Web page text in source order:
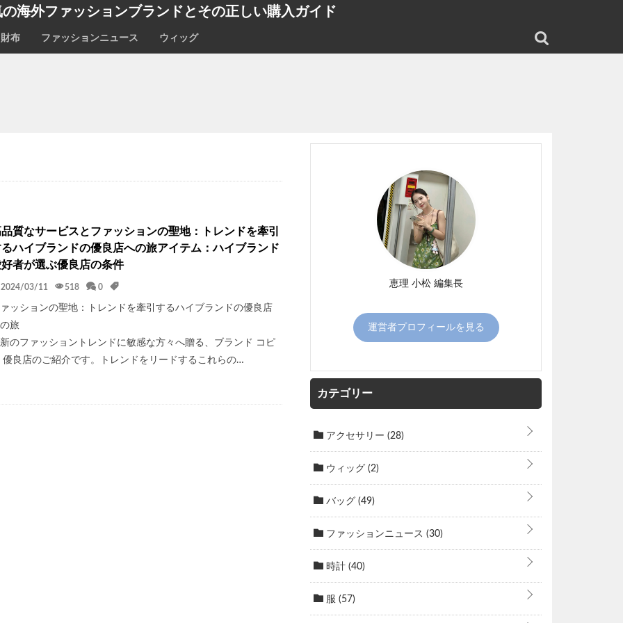
海外ファッションブランドとその正しい購入ガイド
財布 ファッションニュース ウィッグ
質なサービスとファッションの聖地：トレンドを牽引
ハイブランドの優良店への旅アイテム：ハイブランド
者が選ぶ優良店の条件
2024/03/11 518 0
ッションの聖地：トレンドを牽引するハイブランドの優良店
旅
のファッショントレンドに敏感な方々へ贈る、ブランド コピ
優良店のご紹介です。トレンドをリードするこれらの…
恵理 小松 編集長
運営者プロフィールを見る
カテゴリー
アクセサリー (28)
ウィッグ (2)
バッグ (49)
ファッションニュース (30)
時計 (40)
服 (57)